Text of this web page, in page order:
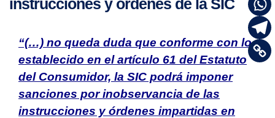
instrucciones y órdenes de la SIC
“(…) no queda duda que conforme con lo
establecido en el artículo 61 del Estatuto
del Consumidor, la SIC podrá imponer
sanciones por inobservancia de las
instrucciones y órdenes impartidas en